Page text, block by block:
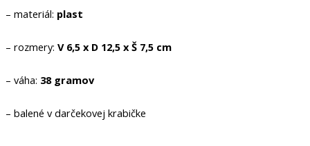
– materiál: plast
– rozmery: V 6,5 x D 12,5 x Š 7,5 cm
– váha: 38 gramov
– balené v darčekovej krabičke